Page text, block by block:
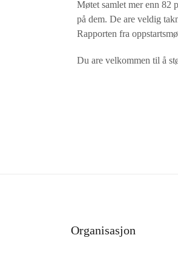
Møtet samlet mer enn 82
på dem. De are veldig
Rapporten fra
Du are velkommen til å
Organisasjon